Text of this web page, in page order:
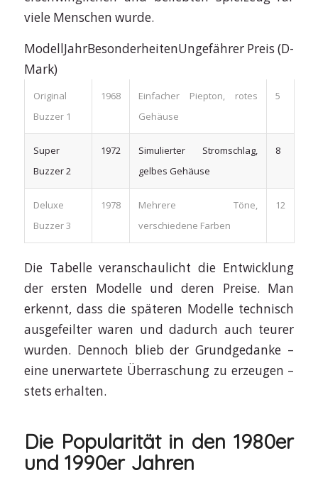
viele Menschen wurde.
ModellJahrBesonderheitenUngefährer Preis (D-
Mark)
Original
Buzzer 1
1968
Einfacher Piepton, rotes
Gehäuse
5
Super
Buzzer 2
1972
Simulierter Stromschlag,
gelbes Gehäuse
8
Deluxe
Buzzer 3
1978
Mehrere Töne,
verschiedene Farben
12
Die Tabelle veranschaulicht die Entwicklung
der ersten Modelle und deren Preise. Man
erkennt, dass die späteren Modelle technisch
ausgefeilter waren und dadurch auch teurer
wurden. Dennoch blieb der Grundgedanke –
eine unerwartete Überraschung zu erzeugen –
stets erhalten.
Die Popularität in den 1980er
und 1990er Jahren